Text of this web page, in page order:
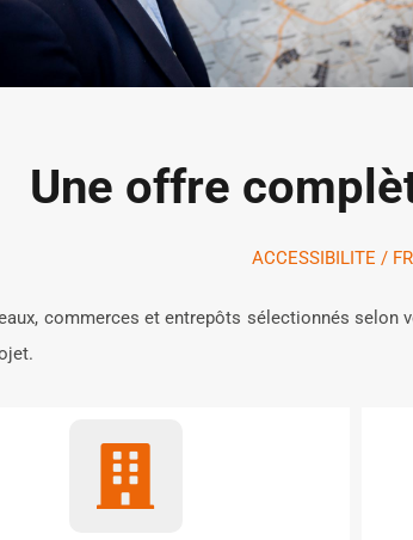
Une offre
ACCESSIBILITE /
commerces et entrepôts sélectionnés selon